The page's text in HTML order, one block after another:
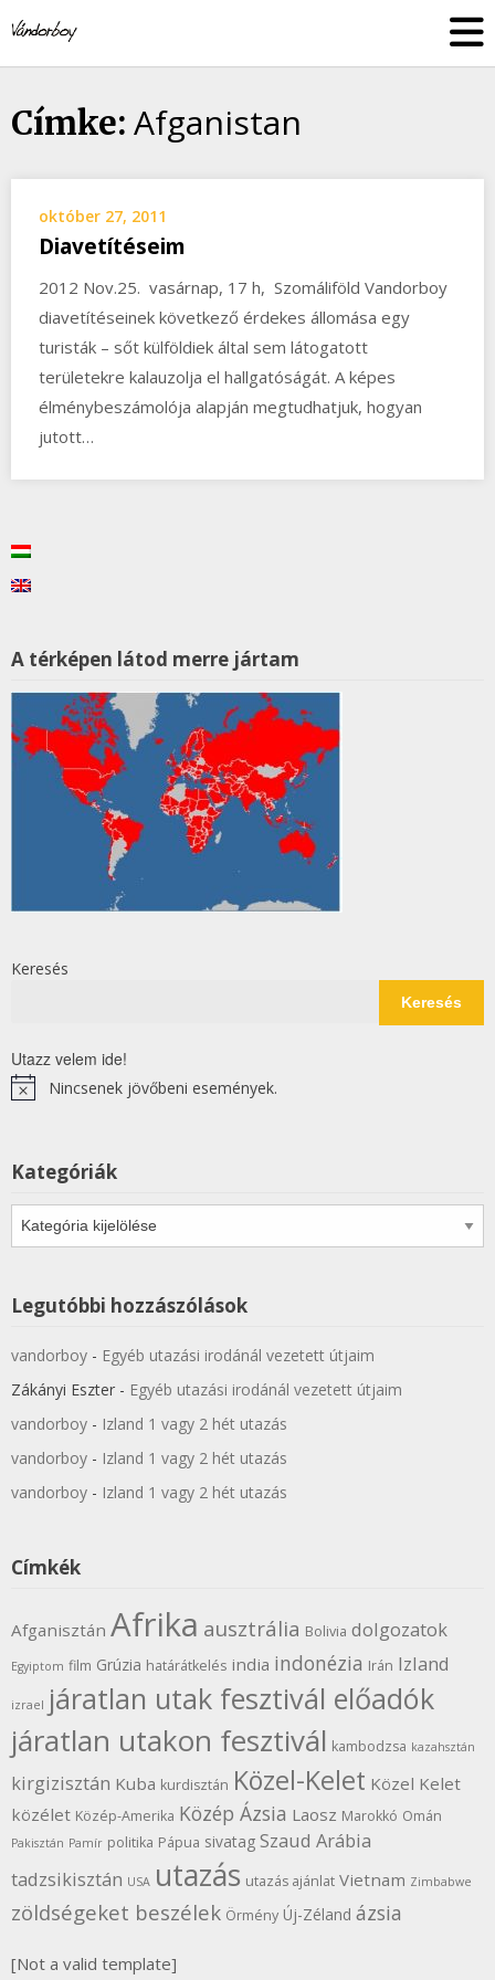
to
content
Címke: Afganistan
október 27, 2011
Diavetítéseim
2012 Nov.25. vasárnap, 17 h, Szomáliföld Vandorboy
diavetítéseinek következő érdekes állomása egy
turisták – sőt külföldiek által sem látogatott
területekre kalauzolja el hallgatóságát. A képes
élménybeszámolója alapján megtudhatjuk, hogyan
jutott…
A térképen látod merre jártam
Keresés
Keresés
Utazz velem ide!
NoticeNincsenek jövőbeni események.
Kategóriák
Kategóriák
Legutóbbi hozzászólások
vandorboy - Egyéb utazási irodánál vezetett útjaim
Zákányi Eszter - Egyéb utazási irodánál vezetett útjaim
vandorboy - Izland 1 vagy 2 hét utazás
vandorboy - Izland 1 vagy 2 hét utazás
vandorboy - Izland 1 vagy 2 hét utazás
Címkék
Afganisztán Afrika ausztrália Bolivia dolgozatok
Egyiptom film Grúzia határátkelés india indonézia Irán Izland
izrael járatlan utak fesztivál előadók
járatlan utakon fesztivál kambodzsa kazahsztán
kirgizisztán Kuba kurdisztán Közel-Kelet Közel Kelet
közélet Közép-Amerika Közép Ázsia Laosz Marokkó Omán
Pakisztán Pamír politika Pápua sivatag Szaud Arábia
tadzsikisztán USA utazás utazás ajánlat Vietnam Zimbabwe
zöldségeket beszélek Örmény Új-Zéland ázsia
[Not a valid template]